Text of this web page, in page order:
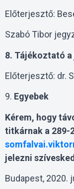
Előterjesztő:
Szabó Tibor
8. Tájékoztató
Előterjesztő: dr.
9. Egyebek
Kérem, hogy
titkárnak a 289-
jelezni
Budapest, 2020.